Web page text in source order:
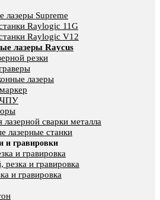
лазеры Supreme
Raylogic 11G
Raylogic V12
лазеры Raycus
резки
лазеры
ЧПУ
лазерной сварки металла
лазерные станки
и гравировки
и гравировка
и гравировка
и гравировка